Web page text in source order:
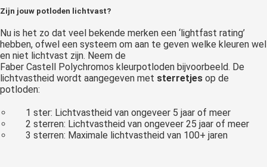
Zijn jouw potloden lichtvast?
Nu is het zo dat veel bekende merken een ‘ lightfast rating’
hebben, ofwel een systeem om aan te geven welke kleuren wel
en niet lichtvast zijn. Neem de
Faber Castell Polychromos kleurpotloden bijvoorbeeld. De
lichtvastheid wordt aangegeven met sterretjes op de
potloden:
1 ster: Lichtvastheid van ongeveer 5 jaar of meer
2 sterren: Lichtvastheid van ongeveer 25 jaar of meer
3 sterren: Maximale lichtvastheid van 100+ jaren